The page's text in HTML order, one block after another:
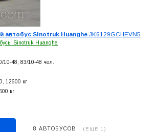
автобус Sinotruk HuangheJK6129GCHEVN5
Sinotruk Huanghe
10-48, 83/10-48 чел.
12600 кг
кг
8 АВТОБУСОВ (ЕЩЕ 1)